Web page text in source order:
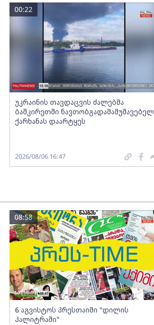
უკრაინის თავდაცვის ძალებმა
ბაშკირეთში ნავთობგადამამუშავებელ
ქარხანას დაარტყეს
00:22
2026/08/06 16:47
6 აგვისტოს პრესთაიმი "დილის
პალიტრაში"
08:58